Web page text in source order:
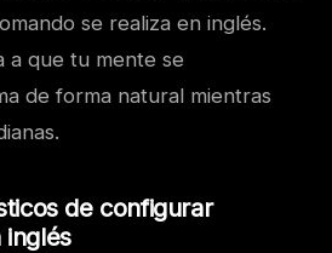
se realiza en inglés.
a que tu mente se
de forma natural mientras
de configurar
inglés